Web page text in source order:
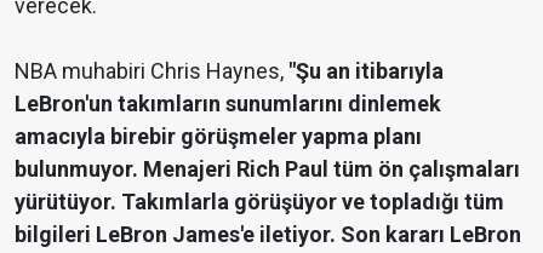
verecek.
NBA muhabiri Chris Haynes, "Şu an itibarıyla
LeBron'un takımların sunumlarını dinlemek
amacıyla birebir görüşmeler yapma planı
bulunmuyor. Menajeri Rich Paul tüm ön çalışmaları
yürütüyor. Takımlarla görüşüyor ve topladığı tüm
bilgileri LeBron James'e iletiyor. Son kararı LeBron